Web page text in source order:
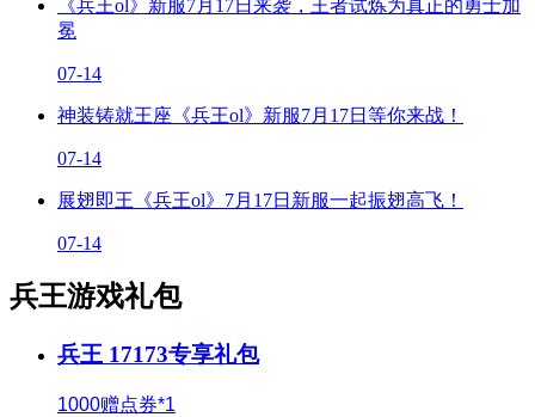
《兵王ol》新服7月17日来袭，王者试炼为真正的勇士加
冕
07-14
神装铸就王座《兵王ol》新服7月17日等你来战！
07-14
展翅即王《兵王ol》7月17日新服一起振翅高飞！
07-14
兵王游戏礼包
兵王 17173专享礼包
1000赠点券*1